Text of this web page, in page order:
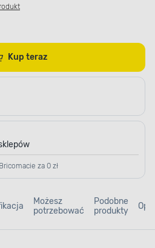
Kup teraz
za 0 zł
Możesz
potrzebować
Podobne
produkty